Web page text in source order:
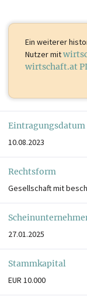
Ein weiterer
Nutzer mit
wirtschaft.at
Eintragungsdatum
10.08.2023
Rechtsform
Gesellschaft mit
27.01.2025
Stammkapital
EUR 10.000